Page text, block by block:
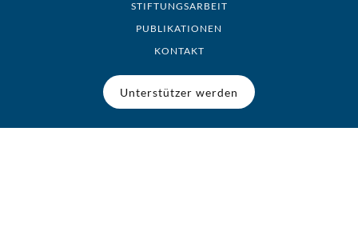
STIFTUNGSARBEIT
PUBLIKATIONEN
KONTAKT
Unterstützer werden